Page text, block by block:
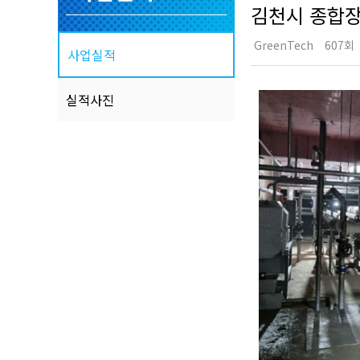
사업실적
실적사진
김천시 종합
GreenTech 607회